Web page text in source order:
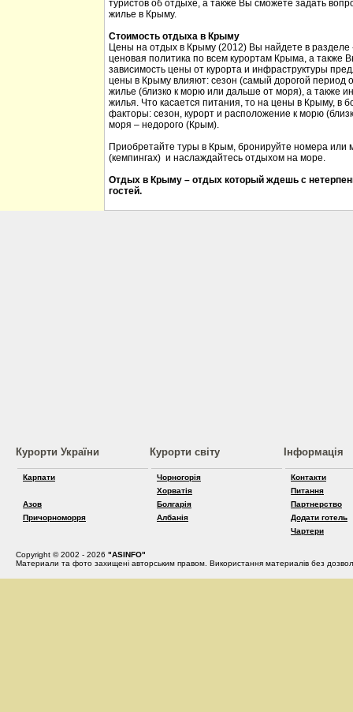
туристов об отдыхе, а также Вы сможете задать
жилье в Крыму.
Стоимость отдыха в Крыму
Цены на отдых в Крыму (2012) Вы найдете в разделе
ценовая политика по всем курортам Крыма, а также
зависимость цены от курорта и инфраструктуры
цены в Крыму влияют: сезон (самый дорогой период
жилье (близко к морю или дальше от моря), а также
жилья. Что касается питания, то на цены в Крыму, в
факторы: сезон, курорт и расположение к морю
моря – недорого (Крым).
Приобретайте туры в Крым, бронируйте номера или
(кемпингах) и наслаждайтесь отдыхом на море.
Отдых в Крыму – отдых который ждешь с
гостей.
Курорти України
Карпати
Азов
Причорноморря
Курорти світу
Чорногорія
Хорватія
Болгарія
Албанія
Інформація
Контакти
Питання
Партнерство
Додати готель
Чартери
Copyright © 2002 - 2026 "ASINFO"
Материали та фото захищені авторським правом. Використання материалів без